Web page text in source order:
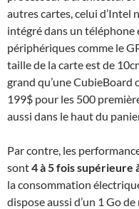
autres cartes, celui d’Intel
intégré dans un téléphone
périphériques comme le
taille de la carte est de
grand qu’une CubieBoard
199$ pour les 500
aussi dans le haut du
Par contre, les
sont4 à 5 fois supérieure
la consommation
dispose aussi d’un 1 Go